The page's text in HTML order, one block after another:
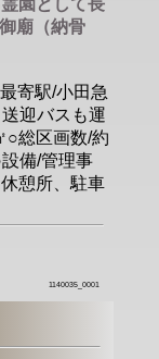
園として長
廟（納骨
寄駅/小田急
迎バスも運
○総区画数/約
備/管理事
憩所、駐車
1140035_0001